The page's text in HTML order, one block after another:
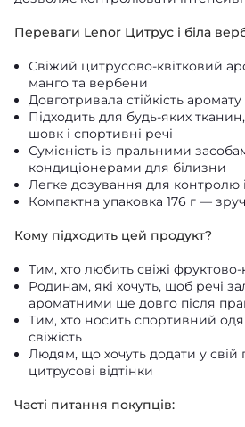
Переваги Lenor Цитрус і біла
Свіжий цитрусово-квітковий
манго та вербени
Довготривала стійкість
Підходить для будь-яких
шовк і спортивні речі
Сумісність із пральними
кондиціонерами для білизни
Легке дозування для контролю
Компактна упаковка 176 г —
Кому підходить цей продукт?
Тим, хто любить свіжі фруктово-
Родинам, які хочуть, щоб речі
ароматними ще довго після
Тим, хто носить спортивний
свіжість
Людям, що хочуть додати у свій
цитрусові відтінки
Часті питання покупців: